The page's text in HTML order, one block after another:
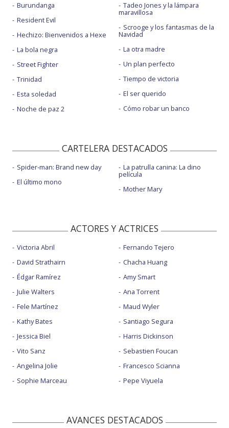
Burundanga
Resident Evil
Hechizo: Bienvenidos a Hexe
La bola negra
Street Fighter
Trinidad
Esta soledad
Noche de paz 2
Tadeo Jones y la lámpara
maravillosa
Scrooge y los fantasmas de la
Navidad
La otra madre
Un plan perfecto
Tiempo de victoria
El ser querido
Cómo robar un banco
CARTELERA DESTACADOS
Spider-man: Brand new day
El último mono
La patrulla canina: La dino
película
Mother Mary
ACTORES Y ACTRICES
Victoria Abril
David Strathairn
Édgar Ramírez
Julie Walters
Fele Martínez
Kathy Bates
Jessica Biel
Vito Sanz
Angelina Jolie
Sophie Marceau
Fernando Tejero
Chacha Huang
Amy Smart
Ana Torrent
Maud Wyler
Santiago Segura
Harris Dickinson
Sebastien Foucan
Francesco Scianna
Pepe Viyuela
AVANCES DESTACADOS